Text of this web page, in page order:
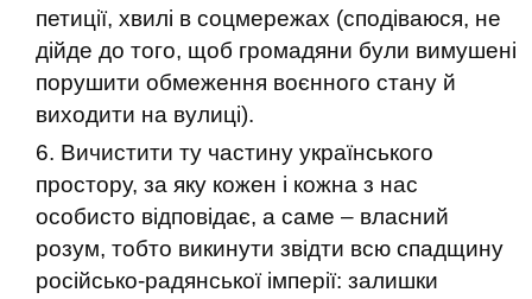
петиції, хвилі в соцмережах (сподіваюся, не
дійде до того, щоб громадяни були вимушені
порушити обмеження воєнного стану й
виходити на вулиці).
Вичистити ту частину українського
простору, за яку кожен і кожна з нас
особисто відповідає, а саме – власний
розум, тобто викинути звідти всю спадщину
російсько-радянської імперії: залишки